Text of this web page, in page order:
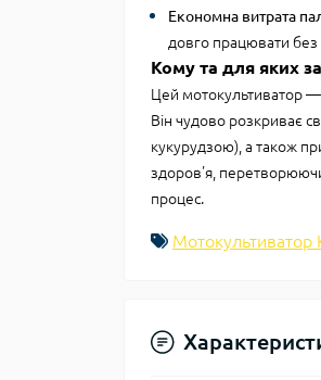
Економна витрата
довго працювати
Кому та для яких
Цей мотокультиватор —
Він чудово розкриває
кукурудзою), а також
здоров'я,
процес.